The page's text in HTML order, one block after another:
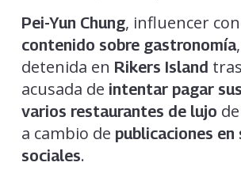
Pei-Yun Chung, influencer
contenido sobre gastronomía
detenida en Rikers Island
acusada de intentar pagar
varios restaurantes de lujo
a cambio de publicaciones en
sociales.